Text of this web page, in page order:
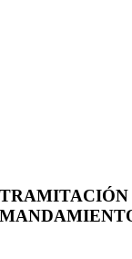
TRAMITACIÓN